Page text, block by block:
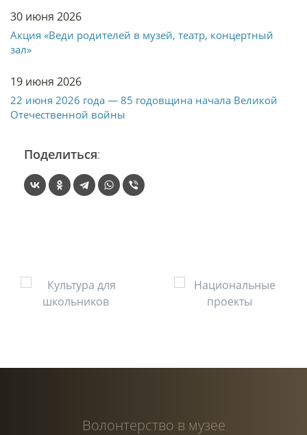
30 июня 2026
Акция «Веди родителей в музей, театр, концертный
зал»
19 июня 2026
22 июня 2026 года — 85 годовщина начала Великой
Отечественной войны
Поделиться:
Волонтерство в музее